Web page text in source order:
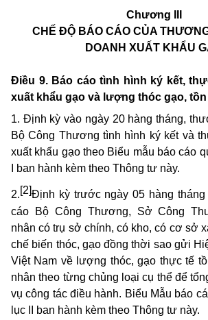
Chương III
CHẾ ĐỘ BÁO CÁO CỦA
DOANH XUẤT KHẨU
Điều 9. Báo cáo tình hình ký kết,
xuất khẩu gạo và lượng thóc gạo,
1. Định kỳ vào ngày 20 hàng tháng,
Bộ Công Thương tình hình ký kết và
xuất khẩu gạo theo Biểu mẫu báo cáo
I ban hành kèm theo Thông tư này.
2.[2]Định kỳ trước ngày 05 hàng
cáo Bộ Công Thương, Sở Công
nhân có trụ sở chính, có kho, có cơ sở
chế biến thóc, gạo đồng thời sao gửi
Việt Nam về lượng thóc, gạo thực tế
nhân theo từng chủng loại cụ thể để
vụ công tác điều hành. Biểu Mẫu báo
lục II ban hành kèm theo Thông tư này.